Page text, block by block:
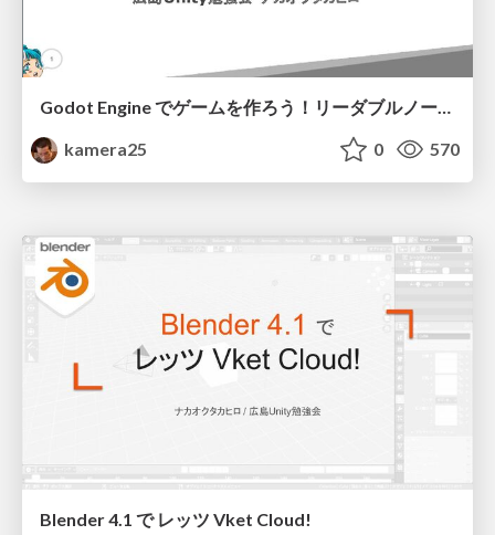
Godot Engine でゲームを作ろう！リーダブルノードのススメ
kamera25
0 570
Blender 4.1 で レッツ Vket Cloud!